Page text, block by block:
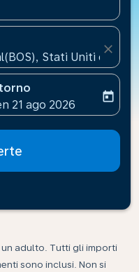
Stati Uniti
close
aria-label
booking-return-date-
21 ago 2026
today
adulto. Tutti gli importi
sono inclusi. Non si